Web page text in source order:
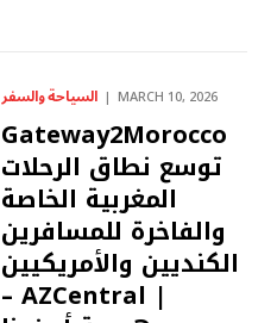
السياحة والسفر MARCH 10, 2026
Gateway2Morocco
توسع نطاق الرحلات
المغربية الخاصة
والفاخرة للمسافرين
الكنديين والأمريكيين
– AZCentral |